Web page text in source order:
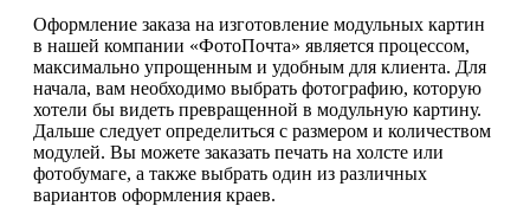
Оформление заказа на изготовление модульных картин
в нашей компании «ФотоПочта» является процессом,
максимально упрощенным и удобным для клиента. Для
начала, вам необходимо выбрать фотографию, которую
хотели бы видеть превращенной в модульную картину.
Дальше следует определиться с размером и количеством
модулей. Вы можете заказать печать на холсте или
фотобумаге, а также выбрать один из различных
вариантов оформления краев.